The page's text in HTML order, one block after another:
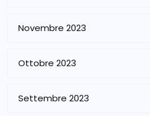
Novembre 2023
Ottobre 2023
Settembre 2023